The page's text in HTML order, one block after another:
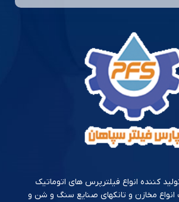
کننده انواع فیلترپرس های اتوماتیک
مخازن و تانکهای صنایع سنگ و شن و